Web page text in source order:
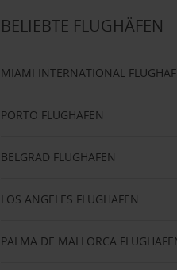
BELIEBTE FLUGHÄFEN
MIAMI INTERNATIONAL
PORTO FLUGHAFEN
BELGRAD FLUGHAFEN
LOS ANGELES FLUGHAFEN
PALMA DE MALLORCA